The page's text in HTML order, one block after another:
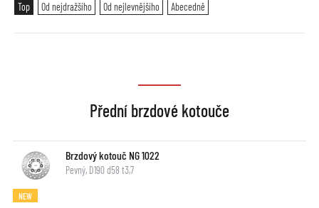
Top
Od nejdražšího Od nejlevnějšího Abecedně
Přední brzdové kotouče
Brzdový kotouč NG 1022
Pevný, D190 d58 t3,7
NEW